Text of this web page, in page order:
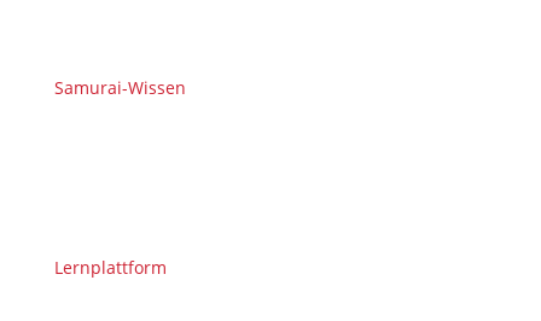
Samurai-Wissen
Lernplattform